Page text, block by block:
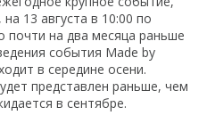
13 августа в 10:00 по
почти на два месяца раньше
события Made by
в середине осени.
представлен раньше, чем
в сентябре.